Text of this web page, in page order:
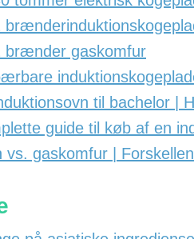
brænder gaskomfur
til bachelor |
guide til køb af en
vs. gaskomfur |